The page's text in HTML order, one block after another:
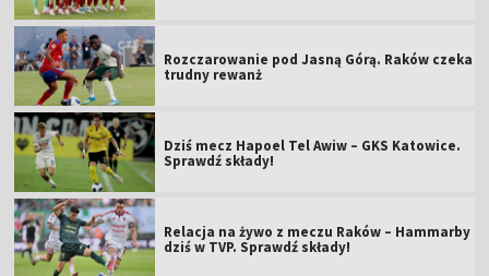
Rozczarowanie pod Jasną Górą. Raków czeka
trudny rewanż
Dziś mecz Hapoel Tel Awiw – GKS Katowice.
Sprawdź składy!
Relacja na żywo z meczu Raków – Hammarby
dziś w TVP. Sprawdź składy!